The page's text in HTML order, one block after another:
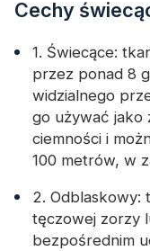
Cechy
1. Świecące:
przez ponad 8
widzialnego
go używać jako
ciemności i
100 metrów, w
2. Odblaskowy:
tęczowej zorzy
bezpośrednim